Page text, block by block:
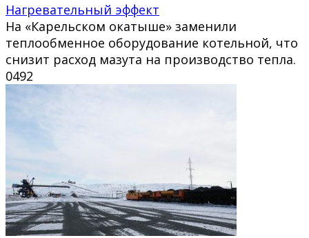
Нагревательный эффект
На «Карельском окатыше» заменили
теплообменное оборудование котельной, что
снизит расход мазута на производство тепла.
0492